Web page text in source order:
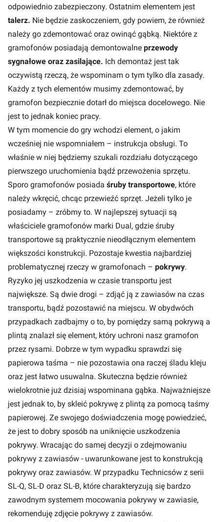
odpowiednio zabezpieczony. Ostatnim elementem jest
talerz. Nie będzie zaskoczeniem, gdy powiem, że również
należy go zdemontować oraz owinąć gąbką. Niektóre z
gramofonów posiadają demontowalne przewody
sygnałowe oraz zasilające. Ich demontaż jest tak
oczywistą rzeczą, że wspominam o tym tylko dla zasady.
Każdy z tych elementów musimy zdemontować, by
gramofon bezpiecznie dotarł do miejsca docelowego. Nie
jest to jednak koniec pracy.
W tym momencie do gry wchodzi element, o jakim
wcześniej nie wspomniałem – instrukcja obsługi. To
właśnie w niej będziemy szukali rozdziału dotyczącego
pierwszego uruchomienia bądź przewożenia sprzętu.
Sporo gramofonów posiada śruby transportowe, które
należy wkręcić, chcąc przewieźć sprzęt. Jeżeli tylko je
posiadamy – zróbmy to. W najlepszej sytuacji są
właściciele gramofonów marki Dual, gdzie śruby
transportowe są praktycznie nieodłącznym elementem
większości konstrukcji. Pozostaje kwestia najbardziej
problematycznej rzeczy w gramofonach – pokrywy.
Ryzyko jej uszkodzenia w czasie transportu jest
największe. Są dwie drogi – zdjąć ją z zawiasów na czas
transportu, bądź pozostawić na miejscu. W obydwóch
przypadkach zadbajmy o to, by pomiędzy samą pokrywą a
plintą znalazł się element, który uchroni nasz gramofon
przez rysami. Dobrze w tym wypadku sprawdzi się
papierowa taśma – nie pozostawia ona raczej śladu kleju
oraz jest łatwo usuwalna. Skuteczna będzie również
wielokrotnie już dzisiaj wspominana gąbka. Najważniejsze
jest jednak to, by skleić pokrywę z plintą za pomocą taśmy
papierowej. Ze swojego doświadczenia mogę powiedzieć,
że jest to dobry sposób na uniknięcie uszkodzenia
pokrywy. Wracając do samej decyzji o zdejmowaniu
pokrywy z zawiasów - uwarunkowane jest to konstrukcją
pokrywy oraz zawiasów. W przypadku Technicsów z serii
SL-Q, SL-D oraz SL-B, które charakteryzują się bardzo
zawodnym systemem mocowania pokrywy w zawiasie,
rekomenduję zdjęcie pokrywy z zawiasów.